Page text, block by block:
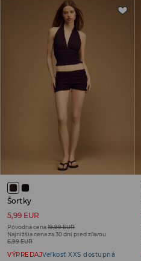
Šortky
5,99 EUR
Pôvodná cena19,99 EUR
Najnižšia cena za 30 dní pred zľavou
6,99 EUR
VÝPREDAJVeľkosť XXS dostupná